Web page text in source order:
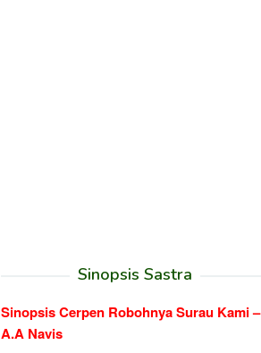
Sinopsis Sastra
Sinopsis Cerpen Robohnya Surau Kami –
A.A Navis